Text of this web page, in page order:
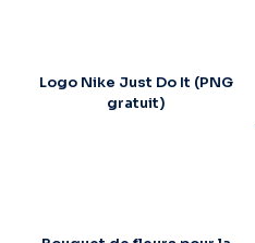
Logo Nike Just Do It (PNG
gratuit)